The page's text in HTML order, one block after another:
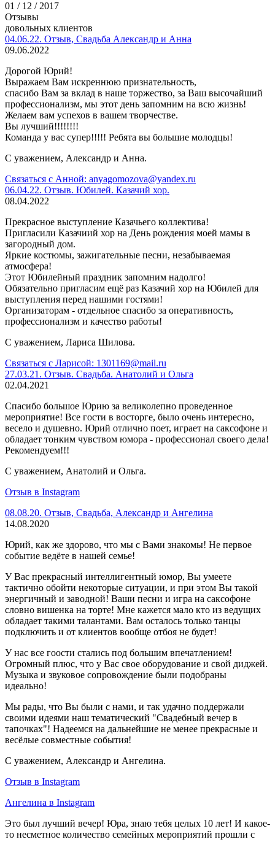
01 / 12 / 2017
Отзывы
довольных клиентов
04.06.22. Отзыв, Свадьба Александр и Анна
09.06.2022
Дорогой Юрий!
Выражаем Вам искреннюю признательность,
спасибо Вам за вклад в наше торжество, за Ваш высочайший
профессионализм, мы этот день запомним на всю жизнь!
Желаем вам успехов в вашем творчестве.
Вы лучший!!!!!!!!
Команда у вас супер!!!!! Ребята вы большие молодцы!
С уважением, Александр и Анна.
Связаться с Анной: anyagomozova@yandex.ru
06.04.22. Отзыв. Юбилей. Казачий хор.
08.04.2022
Прекрасное выступление Казачьего коллектива!
Пригласили Казачиий хор на День рождения моей мамы в
загородный дом.
Яркие костюмы, зажигательные песни, незабываемая
атмосфера!
Этот Юбилейный праздник запомним надолго!
Обязательно пригласим ещё раз Казачий хор на Юбилей для
выступления перед нашими гостями!
Организаторам - отдельное спасибо за оперативность,
профессионализм и качество работы!
С уважением, Лариса Шилова.
Связаться с Ларисой: 1301169@mail.ru
27.03.21. Отзыв. Свадьба. Анатолий и Ольга
02.04.2021
Спасибо большое Юрию за великолепно проведенное
мероприятие! Все гости в восторге, было очень интересно,
весело и душевно. Юрий отлично поет, играет на саксофоне и
обладает тонким чувством юмора - профессионал своего дела!
Рекомендуем!!!
С уважением, Анатолий и Ольга.
Отзыв в Instagram
08.08.20. Отзыв, Свадьба, Александр и Ангелина
14.08.2020
Юрий, как же здорово, что мы с Вами знакомы! Не первое
событие ведёте в нашей семье!
У Вас прекрасный интеллигентный юмор, Вы умеете
тактично обойти некоторые ситуации, и при этом Вы такой
энергичный и заводной! Ваши песни и игра на саксофоне
словно вишенка на торте! Мне кажется мало кто из ведущих
обладает такими талантами. Вам осталось только танцы
подключить и от клиентов вообще отбоя не будет!
У нас все гоости стались под большим впечатлением!
Огромный плюс, что у Вас свое оборудование и свой диджей.
Музыка и звуковое сопровождение были подобраны
идеально!
Мы рады, что Вы были с нами, и так удачно поддержали
своими идеями наш тематический "Свадебный вечер в
тапочках"! Надеемся на дальнейшие не менее прекрасные и
весёлые совместные события!
С уважением, Александр и Ангелина.
Отзыв в Instagram
Ангелина в Instagram
Это был лучший вечер! Юра, знаю тебя целых 10 лет! И какое-
то несметное количество семейных мероприятий прошли с